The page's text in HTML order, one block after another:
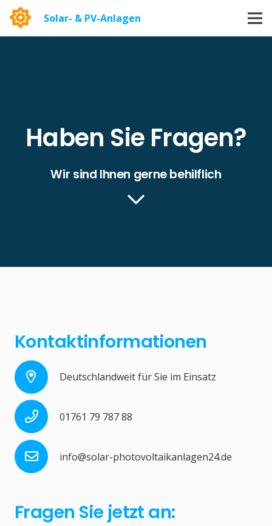
Solar- & PV-Anlagen
Haben Sie Fragen?
Wir sind Ihnen gerne behilflich
Kontaktinformationen
Deutschlandweit für Sie im Einsatz
01761 79 787 88
info@solar-photovoltaikanlagen24.de
Fragen Sie jetzt an: